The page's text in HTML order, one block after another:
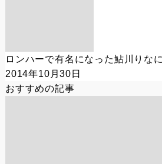
ロンハーで有名になった鮎川りな
2014年10月30日
おすすめの記事